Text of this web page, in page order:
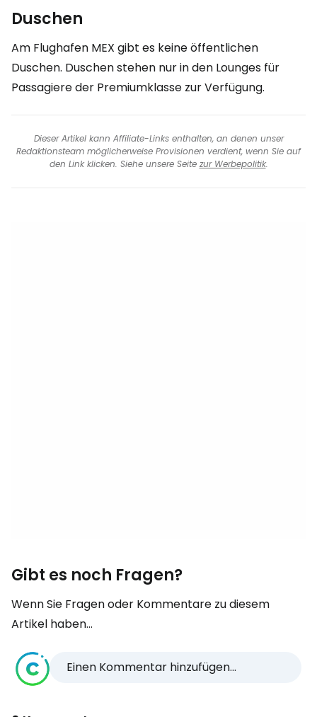
Duschen
Am Flughafen MEX gibt es keine öffentlichen
Duschen. Duschen stehen nur in den Lounges für
Passagiere der Premiumklasse zur Verfügung.
Dieser Artikel kann Affiliate-Links enthalten, an denen unser
Redaktionsteam möglicherweise Provisionen verdient, wenn Sie auf
den Link klicken. Siehe unsere Seite zur Werbepolitik.
Gibt es noch Fragen?
Wenn Sie Fragen oder Kommentare zu diesem
Artikel haben...
Einen Kommentar hinzufügen...